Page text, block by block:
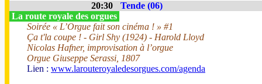
20:30
Tende (06)
La route royale des orgues
Soirée « L’Orgue fait son cinéma ! » #1
Ça t'la coupe ! - Girl Shy (1924) - Harold Lloyd
Nicolas Hafner, improvisation à l’orgue
Orgue Giuseppe Serassi, 1807
Lien : www.larouteroyaledesorgues.com/agenda